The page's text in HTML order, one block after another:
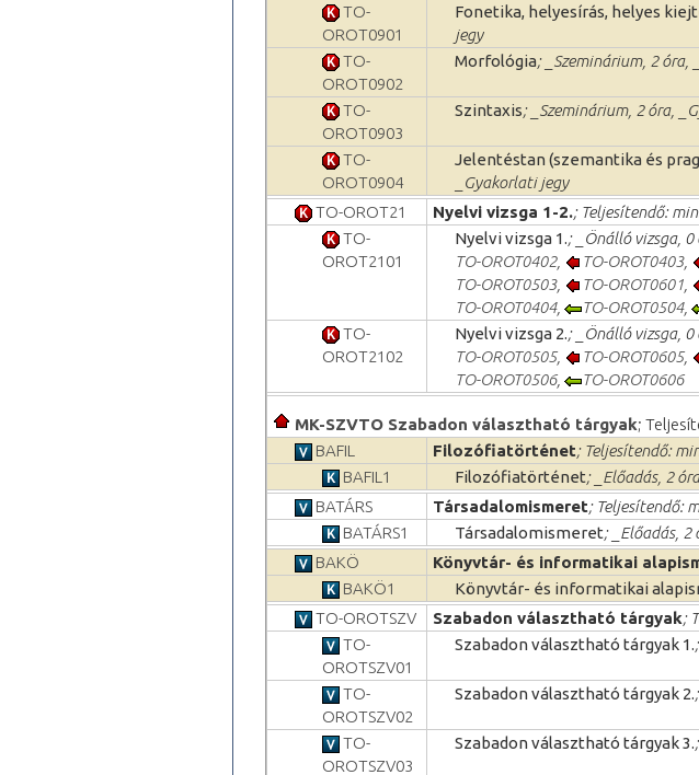
TO-
OROT0901
Fonetika, helyesírás, helyes
jegy
TO-
OROT0902
Morfológia; _Szeminárium, 2 óra,
TO-
OROT0903
Szintaxis; _Szeminárium, 2 óra,
TO-
OROT0904
Jelentéstan (szemantika és
_Gyakorlati jegy
TO-OROT21 Nyelvi vizsga 1-2.; Teljesítendő:
TO-
OROT2101
Nyelvi vizsga 1.; _Önálló vizsga, 0
TO-OROT0402, TO-OROT0403,
TO-OROT0503, TO-OROT0601
TO-OROT0404, TO-OROT0504,
TO-
OROT2102
Nyelvi vizsga 2.; _Önálló vizsga, 0
TO-OROT0505, TO-OROT0605,
TO-OROT0506, TO-OROT0606
MK-SZVTO Szabadon választható tárgyak;
BAFIL
Filozófiatörténet; Teljesítendő:
BAFIL1
Filozófiatörténet; _Előadás, 2
BATÁRS
Társadalomismeret; Teljesítendő:
BATÁRS1
Társadalomismeret; _Előadás, 2
BAKÖ
Könyvtár- és informatikai
BAKÖ1
Könyvtár- és informatikai
TO-OROTSZV
Szabadon választható tárgyak;
TO-
OROTSZV01
Szabadon választható tárgyak 1.
TO-
OROTSZV02
Szabadon választható tárgyak 2.
TO-
OROTSZV03
Szabadon választható tárgyak 3.